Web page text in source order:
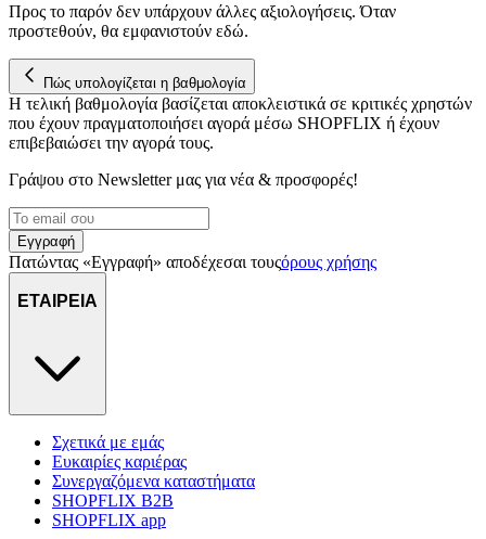
Προς το παρόν δεν υπάρχουν άλλες αξιολογήσεις. Όταν
προστεθούν, θα εμφανιστούν εδώ.
Πώς υπολογίζεται η βαθμολογία
Η τελική βαθμολογία βασίζεται αποκλειστικά σε κριτικές χρηστών
που έχουν πραγματοποιήσει αγορά μέσω SHOPFLIX ή έχουν
επιβεβαιώσει την αγορά τους.
Γράψου στο Νewsletter μας για νέα & προσφορές!
Εγγραφή
Πατώντας «Εγγραφή» αποδέχεσαι τουςόρους χρήσης
ΕΤΑΙΡΕΙΑ
Σχετικά με εμάς
Ευκαιρίες καριέρας
Συνεργαζόμενα καταστήματα
SHOPFLIX B2B
SHOPFLIX app